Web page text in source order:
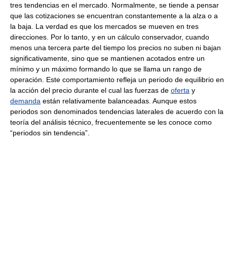
tres tendencias en el mercado. Normalmente, se tiende a pensar
que las cotizaciones se encuentran constantemente a la alza o a
la baja. La verdad es que los mercados se mueven en tres
direcciones. Por lo tanto, y en un cálculo conservador, cuando
menos una tercera parte del tiempo los precios no suben ni bajan
significativamente, sino que se mantienen acotados entre un
mínimo y un máximo formando lo que se llama un rango de
operación. Este comportamiento refleja un periodo de equilibrio en
la acción del precio durante el cual las fuerzas de oferta y
demanda están relativamente balanceadas. Aunque estos
periodos son denominados tendencias laterales de acuerdo con la
teoría del análisis técnico, frecuentemente se les conoce como
“periodos sin tendencia”.